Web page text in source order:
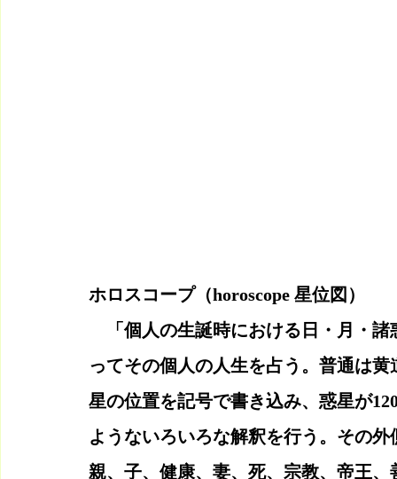
ホロスコープ（horoscope 星位図）
「個人の生誕時における日・月・諸
ってその個人の人生を占う。普通は
星の位置を記号で書き込み、惑星が
ようないろいろな解釈を行う。その
親、子、健康、妻、死、宗教、帝王